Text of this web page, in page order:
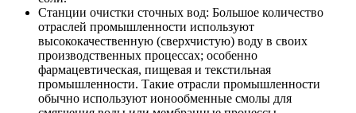
Станции очистки сточных вод: Большое количество
отраслей промышленности используют
высококачественную (сверхчистую) воду в своих
производственных процессах; особенно
фармацевтическая, пищевая и текстильная
промышленности. Такие отрасли промышленности
обычно используют ионообменные смолы для